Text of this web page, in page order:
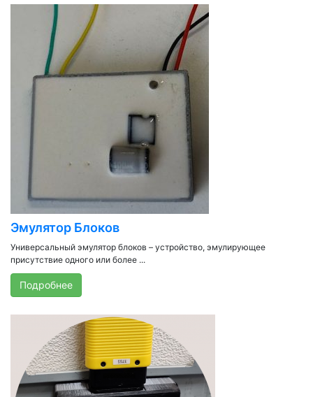
Эмулятор Блоков
Универсальный эмулятор блоков – устройство, эмулирующее
присутствие одного или более ...
Подробнее